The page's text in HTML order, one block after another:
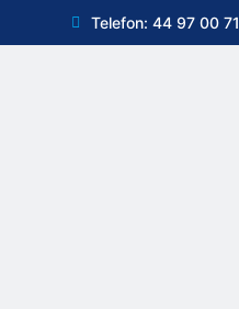
Telefon: 44 97 00 71